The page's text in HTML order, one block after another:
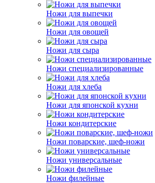
Ножи для выпечки
Ножи для овощей
Ножи для сыра
Ножи специализированные
Ножи для хлеба
Ножи для японской кухни
Ножи кондитерские
Ножи поварские, шеф-ножи
Ножи универсальные
Ножи филейные